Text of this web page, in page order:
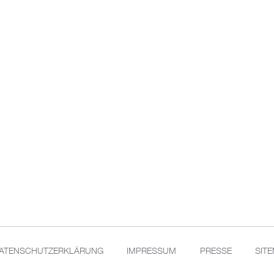
IMPRESSUM PRESSE